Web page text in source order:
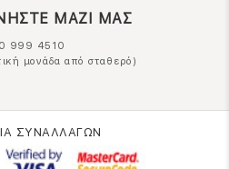
ΜΑΖΙ ΜΑΣ
999 4510
μονάδα από σταθερό)
ΣΥΝΑΛΛΑΓΩΝ